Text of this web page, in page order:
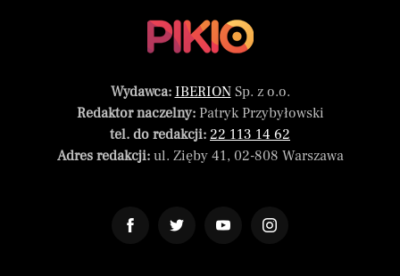
Wydawca: IBERIONSp. z o.o.
Redaktor naczelny:Patryk Przybyłowski
tel. do redakcji: 22 113 14 62
Adres redakcji:ul. Zięby 41, 02-808 Warszawa